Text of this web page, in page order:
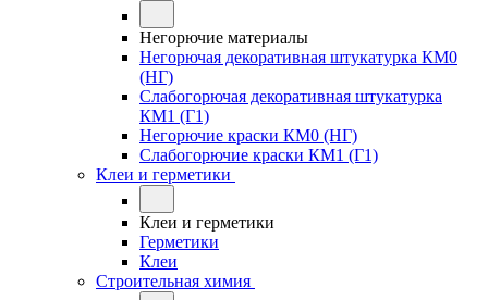
Негорючие материалы
Негорючая декоративная штукатурка КМ0
(НГ)
Слабогорючая декоративная штукатурка
КМ1 (Г1)
Негорючие краски КМ0 (НГ)
Слабогорючие краски КМ1 (Г1)
Клеи и герметики
Клеи и герметики
Герметики
Клеи
Строительная химия